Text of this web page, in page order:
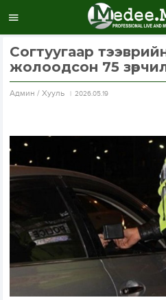
Согтуугаар
жолоодсон 75
Aдмин / Хууль 2026.05.19